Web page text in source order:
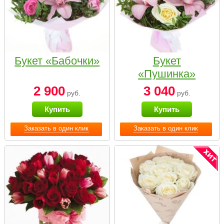
Заказать в один клик
Букет «Бабочки»
2 900 руб.
Купить
Заказать в один клик
Букет
«Пушинка»
3 040руб.
Купить